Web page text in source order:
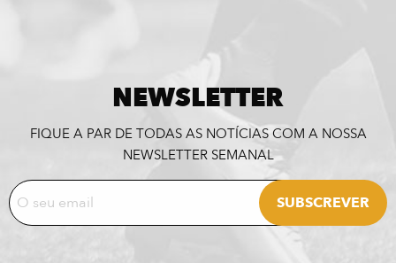
NEWSLETTER
FIQUE A PAR DE TODAS AS NOTÍCIAS COM A NOSSA
NEWSLETTER SEMANAL